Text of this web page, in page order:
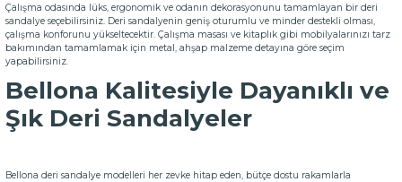
Çalışma odasında lüks, ergonomik ve odanın dekorasyonunu tamamlayan bir deri
sandalye seçebilirsiniz. Deri sandalyenin geniş oturumlu ve minder destekli olması,
çalışma konforunu yükseltecektir. Çalışma masası ve kitaplık gibi mobilyalarınızı tarz
bakımından tamamlamak için metal, ahşap malzeme detayına göre seçim
yapabilirsiniz.
Bellona Kalitesiyle Dayanıklı ve
Şık Deri Sandalyeler
Bellona deri sandalye modelleri her zevke hitap eden, bütçe dostu rakamlarla